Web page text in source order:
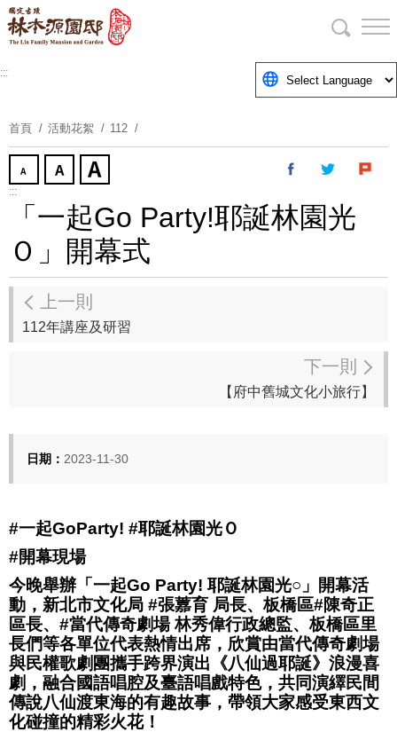
跳
到
要
塊
:::
首頁 活動花絮 112
:::
「一起Go Party!耶誕林園光
Ｏ」開幕式
上一則
112年講座及研習
下一則
【府中舊城文化小旅行】
日期： 2023-11-30
#一起GoParty! #耶誕林園光Ｏ
#開幕現場
今晚舉辦「一起Go Party! 耶誕林園光○」開幕活
動，新北市文化局 #張䕒育 局長、板橋區#陳奇正
區長、#當代傳奇劇場 林秀偉行政總監、板橋區里
長們等各單位代表熱情出席，欣賞由當代傳奇劇場
與民權歌劇團攜手跨界演出《八仙過耶誕》浪漫喜
劇，融合國語唱腔及臺語唱戲特色，共同演繹民間
傳說八仙渡東海的有趣故事，帶領大家感受東西文
化碰撞的精彩火花！